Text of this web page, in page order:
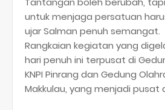
untuk menjaga persatuan
ujar Salman penuh semangat.
Rangkaian kegiatan yang
hari penuh ini terpusat di
KNPI Pinrang dan Gedung
Makkulau, yang menjadi pusat